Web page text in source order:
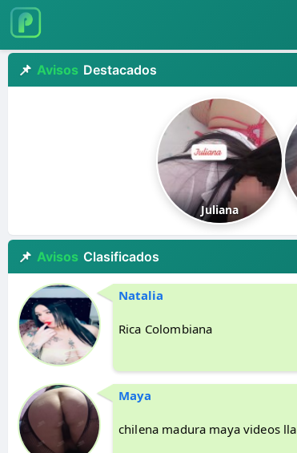
Avisos Destacados
Juliana
Avisos Clasificados
Natalia
Rica Colombiana
Maya
chilena madura maya videos